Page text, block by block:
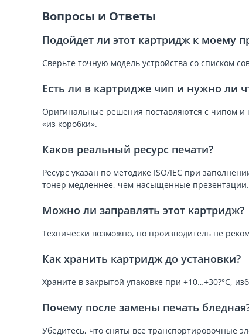
Вопросы и Ответы
Подойдет ли этот картридж к моему
Сверьте точную модель устройства со списком
Есть ли в картридже чип и нужно ли
Оригинальные решения поставляются с чипом и
«из коробки».
Каков реальный ресурс печати?
Ресурс указан по методике ISO/IEC при
тонер медленнее, чем насыщенные презентации.
Можно ли заправлять этот картридж?
Технически возможно, но производитель не
Как хранить картридж до установки?
Храните в закрытой упаковке при +10…+30?°C,
Почему после замены печать
Убедитесь, что сняты все транспортировочные